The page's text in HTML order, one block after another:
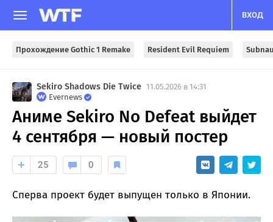
ВХОД
Прохождение Gothic 1 Remake Resident Evil Requiem
Sekiro Shadows Die Twice 11.05.2026 в 14:31
Evernews
Аниме Sekiro No Defeat выйдет
4 сентября — новый постер
25 0
Сперва проект будет выпущен только в Японии.